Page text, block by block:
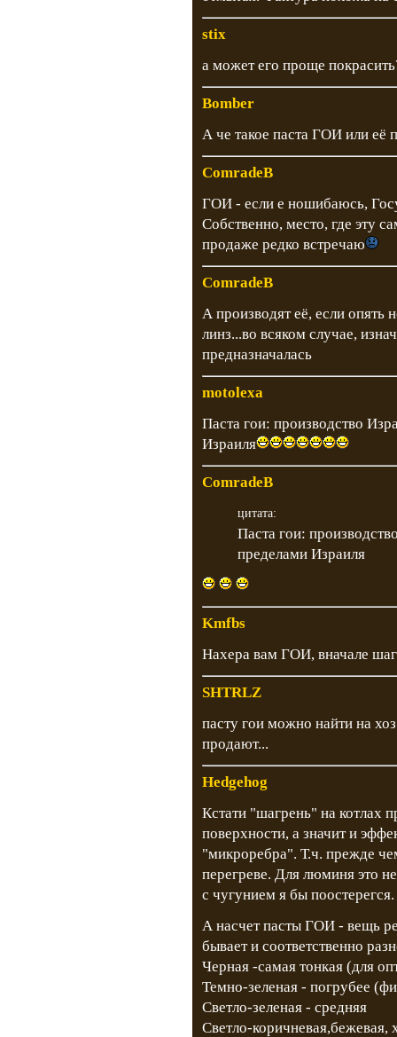
stix
а может его проще
Bomber
А че такое паста ГОИ или её
ComradeB
ГОИ - если е ношибаюсь,
Собственно, место, где эту
продаже редко встречаю
ComradeB
А производят её, если опять
линз...во всяком случае,
предназначалась
motolexa
Паста гои: производство
Израиля
ComradeB
цитата:
Паста гои:
пределами Израиля
Kmfbs
Нахера вам ГОИ, вначале
SHTRLZ
пасту гои можно найти на
продают...
Hedgehog
Кстати "шагрень" на котлах
поверхности, а значит и
"микроребра". Т.ч. прежде
перегреве. Для люминя это
с чугунием я бы поостерегся.
А насчет пасты ГОИ - вещь
бывает и соответственно
Черная -самая тонкая (для
Темно-зеленая - погрубее
Светло-зеленая - средняя
Светло-коричневая,бежевая,